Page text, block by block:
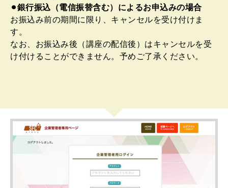
⚫︎銀行振込（電信振替含む）によるお申込みの場合
お振込み前の期間に限り、キャンセルを受け付けま
す。
なお、お振込み後（講座の配信後）はキャンセルを受
け付けることができません。予めご了承ください。